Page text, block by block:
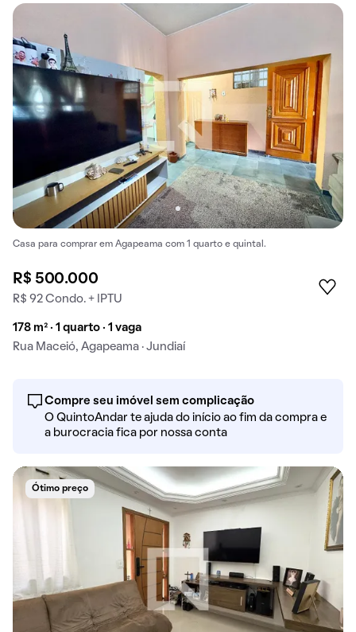
Casa para comprar em Agapeama com 1 quarto e quintal.
R$ 500.000
R$ 92 Condo. + IPTU
178 m² · 1 quarto · 1 vaga
Rua Maceió, Agapeama · Jundiaí
Compre seu imóvel sem complicação
O QuintoAndar te ajuda do início ao fim da compra e
a burocracia fica por nossa conta
Ótimo preço